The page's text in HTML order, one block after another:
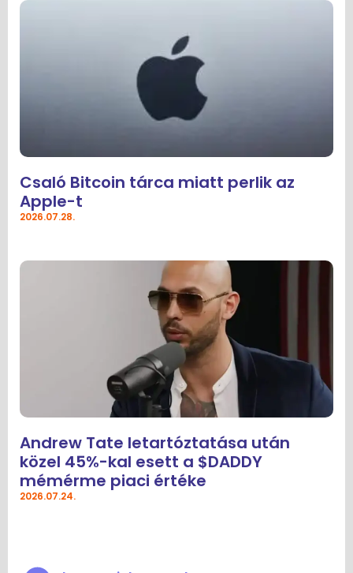
Csaló Bitcoin tárca miatt perlik az
Apple-t
2026.07.28.
Andrew Tate letartóztatása után
közel 45%-kal esett a $DADDY
mémérme piaci értéke
2026.07.24.